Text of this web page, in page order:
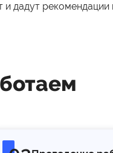
дадут рекомендации